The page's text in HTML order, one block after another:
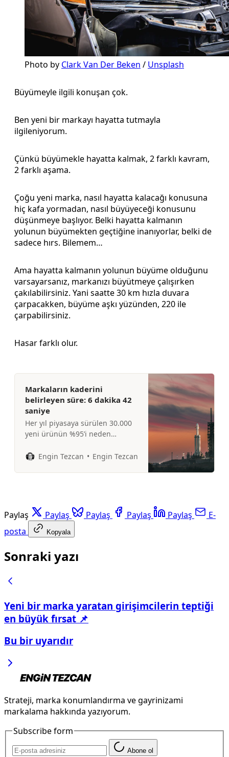
Photo by Clark Van Der Beken / Unsplash
Büyümeyle ilgili konuşan çok.
Ben yeni bir markayı hayatta tutmayla
ilgileniyorum.
Çünkü büyümekle hayatta kalmak, 2 farklı kavram,
2 farklı aşama.
Çoğu yeni marka, nasıl hayatta kalacağı konusuna
hiç kafa yormadan, nasıl büyüyeceği konusunu
düşünmeye başlıyor. Belki hayatta kalmanın
yolunun büyümekten geçtiğine inanıyorlar, belki de
sadece hırs. Bilemem…
Ama hayatta kalmanın yolunun büyüme olduğunu
varsayarsanız, markanızı büyütmeye çalışırken
çakılabilirsiniz. Yani saatte 30 km hızla duvara
çarpacakken, büyüme aşkı yüzünden, 220 ile
çarpabilirsiniz.
Hasar farklı olur.
Markaların kaderini
belirleyen süre: 6 dakika 42
saniye
Her yıl piyasaya sürülen 30.000
yeni ürünün %95’i neden
yükselmesini sağlayan ne?
Engin Tezcan Engin Tezcan
Paylaş Paylaş Paylaş Paylaş Paylaş
E-
posta
Kopyala
Sonraki yazı
Yeni bir marka yaratan girişimcilerin teptiği
en büyük fırsat 📌
Bu bir uyarıdır
Strateji, marka konumlandırma ve gayrinizami
markalama hakkında yazıyorum.
Subscribe form
Abone ol